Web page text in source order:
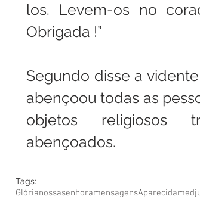
los. Levem-os no
Obrigada !”
Segundo disse a
abençoou todas as
objetos religiosos
abençoados.
Tags:
GlórianossasenhoramensagensAparecida